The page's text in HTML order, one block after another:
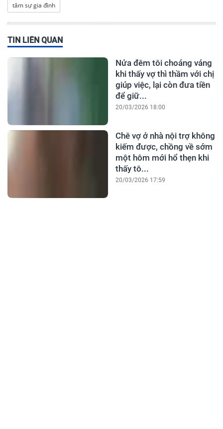
tâm sự gia đình
TIN LIÊN QUAN
Nửa đêm tôi choáng váng
khi thấy vợ thì thầm với chị
giúp việc, lại còn đưa tiền
để giữ...
20/03/2026 18:00
Chê vợ ở nhà nội trợ không
kiếm được, chồng về sớm
một hôm mới hổ thẹn khi
thấy tô...
20/03/2026 17:59